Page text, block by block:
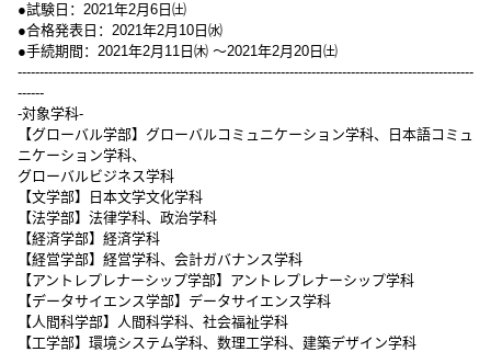
●試験日：2021年2月6日㈯
●合格発表日：2021年2月10日㈬
●手続期間：2021年2月11日㈭ 〜2021年2月20日㈯
--------------------------------------------------------------------------------------------------------
------
-対象学科-
【グローバル学部】グローバルコミュニケーション学科、日本語コミュ
ニケーション学科、
グローバルビジネス学科
【文学部】日本文学文化学科
【法学部】法律学科、政治学科
【経済学部】経済学科
【経営学部】経営学科、会計ガバナンス学科
【アントレプレナーシップ学部】アントレプレナーシップ学科
【データサイエンス学部】データサイエンス学科
【人間科学部】人間科学科、社会福祉学科
【工学部】環境システム学科、数理工学科、建築デザイン学科